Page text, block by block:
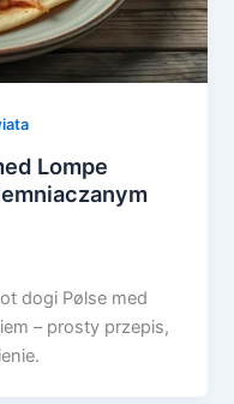
Lompe
dogi Pølse med
– prosty przepis,